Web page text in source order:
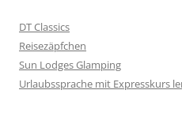
DT Classics
Reisezäpfchen
Sun Lodges Glamping
Urlaubssprache mit Expresskurs